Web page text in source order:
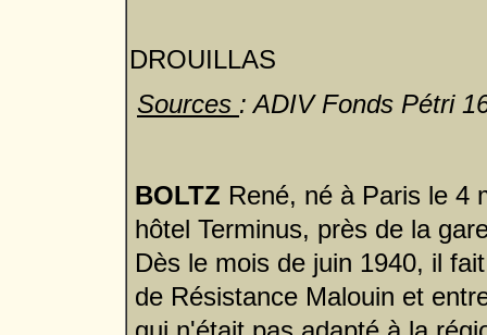
DROUILLAS
Sources : ADIV Fonds Pétri
BOLTZ René, né à Paris le 4
hôtel Terminus, près de la
Dès le mois de juin 1940, il
de Résistance Malouin et